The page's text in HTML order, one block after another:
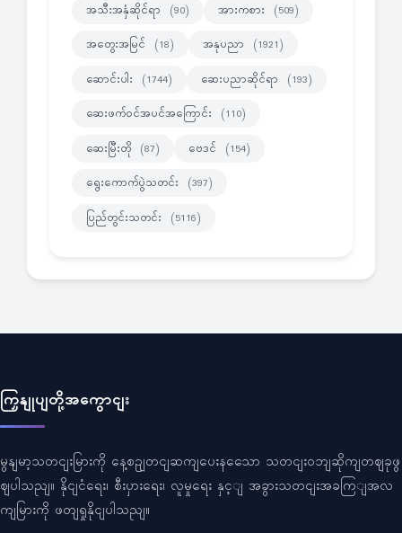
အသီးအနှံဆိုင်ရာ (90) အားကစား (509)
အတွေးအမြင် (18) အနုပညာ (1921)
ဆောင်းပါး (1744) ဆေးပညာဆိုင်ရာ (193)
ဆေးဖက်ဝင်အပင်အကြောင်း (110)
ဆေးမြီးတို (87) ဗေဒင် (154)
ရွေးကောက်ပွဲသတင်း (397)
ပြည်တွင်းသတင်း (5116)
ကြှနျုပျတို့အကွောငျး
မွနျမာ့သတငျးမြားကို နေ့စဥျတငျဆကျပေးနသေော သတငျးဝဘျဆိုကျတဈခုဖွ
ဈပါသညျ။ နိုငျငံရေး၊ စီးပှားရေး၊ လူမှုရေး နှင့ျ အခွားသတငျးအခကြျအလ
ကျမြားကို ဖတျရှုနိုငျပါသညျ။